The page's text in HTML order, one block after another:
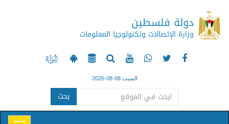
دولة فلسطين
وزارة الإتصالات وتكنولوجيا المعلومات
السبت 08-08-2026
بحث